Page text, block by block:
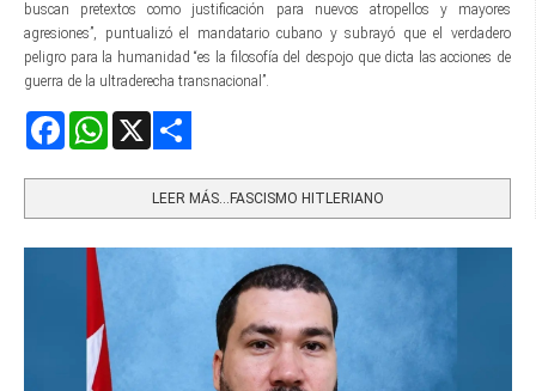
buscan pretextos como justificación para nuevos atropellos y mayores
agresiones”, puntualizó el mandatario cubano y subrayó que el verdadero
peligro para la humanidad “es la filosofía del despojo que dicta las acciones de
guerra de la ultraderecha transnacional”.
FacebookWhatsApp
LEER MÁS…FASCISMO HITLERIANO